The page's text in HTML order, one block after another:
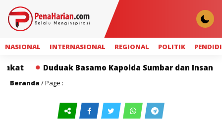
NASIONAL INTERNASIONAL REGIONAL POLITIK
Duduak Basamo Kapolda Sumbar dan Insan Pers
Beranda / Page :